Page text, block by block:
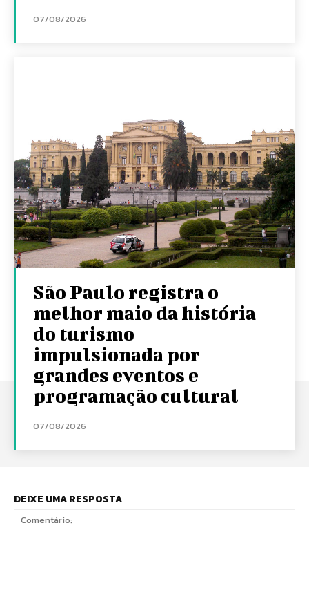
07/08/2026
São Paulo registra o
melhor maio da história
do turismo
impulsionada por
grandes eventos e
programação cultural
07/08/2026
DEIXE UMA RESPOSTA